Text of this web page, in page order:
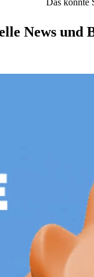
Das könnte
News und